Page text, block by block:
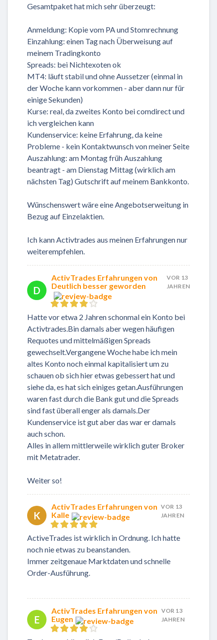
Gesamtpaket hat mich sehr überzeugt:
Anmeldung: Kopie vom PA und Stomrechnung
Einzahlung: einen Tag nach Überweisung auf
meinem Tradingkonto
Spreads: bei Nichtexoten ok
MT4: läuft stabil und ohne Aussetzer (einmal in
der Woche kann vorkommen - aber dann nur für
einige Sekunden)
Kurse: real, da zweites Konto bei comdirect und
ich vergleichen kann
Kundenservice: keine Erfahrung, da keine
Probleme - kein Kontaktwunsch von meiner Seite
Auszahlung: am Montag früh Auszahlung
beantragt - am Dienstag Mittag (wirklich am
nächsten Tag) Gutschrift auf meinem Bankkonto.
Wünschenswert wäre eine Angebotserweitung in
Bezug auf Einzelaktien.
Ich kann Activtrades aus meinen Erfahrungen nur
weiterempfehlen.
D
ActivTrades Erfahrungen von
Deutlich besser geworden
VOR 13
JAHREN
Hatte vor etwa 2 Jahren schonmal ein Konto bei
Activtrades.Bin damals aber wegen häufigen
Requotes und mittelmäßigen Spreads
gewechselt.Vergangene Woche habe ich mein
altes Konto noch einmal kapitalisiert um zu
schauen ob sich hier etwas gebessert hat und
siehe da, es hat sich einiges getan.Ausführungen
waren fast durch die Bank gut und die Spreads
sind fast überall enger als damals.Der
Kundenservice ist gut aber das war er damals
auch schon.
Alles in allem mittlerweile wirklich guter Broker
mit Metatrader.
Weiter so!
K
ActivTrades Erfahrungen von
Kalle
VOR 13
JAHREN
ActiveTrades ist wirklich in Ordnung. Ich hatte
noch nie etwas zu beanstanden.
Immer zeitgenaue Marktdaten und schnelle
Order-Ausführung.
E
ActivTrades Erfahrungen von
Eugen
VOR 13
JAHREN